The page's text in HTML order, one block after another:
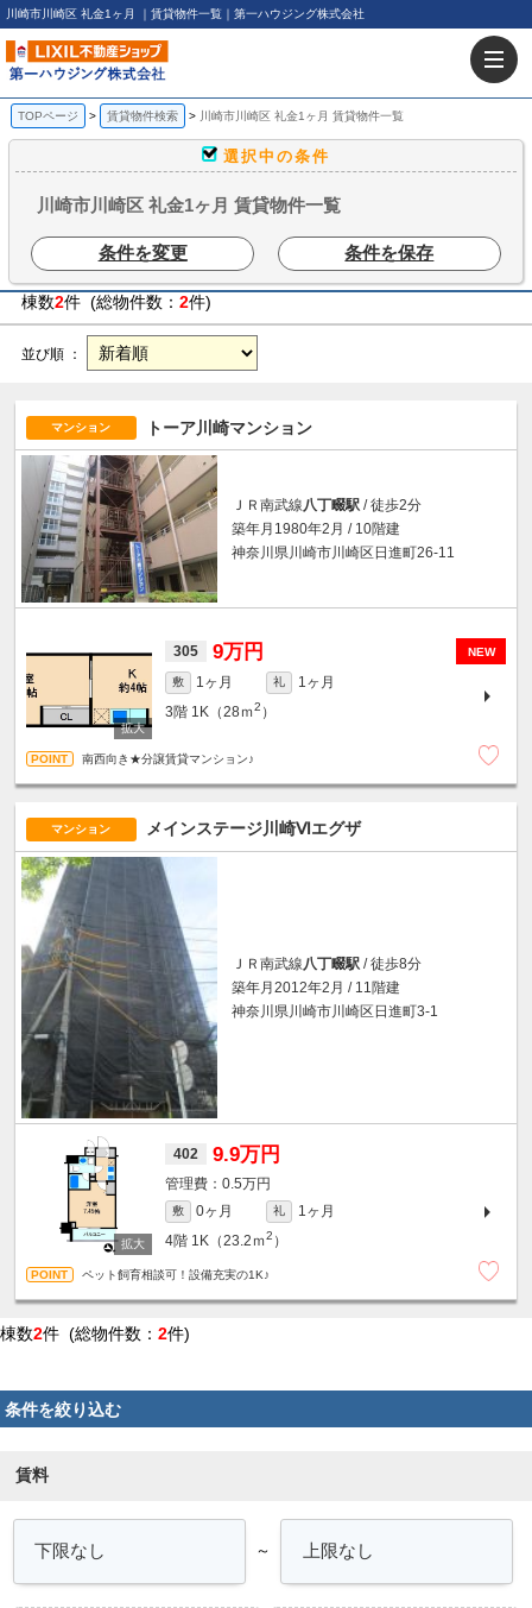
川崎市川崎区 礼金1ヶ月 ｜賃貸物件一覧｜第一ハウジング株式会社
TOPページ 賃貸物件検索 川崎市川崎区 礼金1ヶ月 賃貸物件一覧
選択中の条件
川崎市川崎区 礼金1ヶ月 賃貸物件一覧
条件を変更 条件を保存
棟数2件 (総物件数： 2件)
並び順 ：
マンション トーア川崎マンション
ＪＲ南武線八丁畷駅 / 徒歩2分
築年月1980年2月 / 10階建
神奈川県川崎市川崎区日進町26-11
NEW
305 9万円
敷 1ヶ月 礼
1ヶ月
3階 1K（28ｍ2 ）
南西向き★分譲賃貸マンション♪
マンション メインステージ川崎Ⅵエグザ
ＪＲ南武線八丁畷駅 / 徒歩8分
築年月2012年2月 / 11階建
神奈川県川崎市川崎区日進町3-1
402 9.9万円
0.5万円
敷 0ヶ月 礼
1ヶ月
4階 1K（23.2ｍ2 ）
ペット飼育相談可！設備充実の1K♪
棟数2件 (総物件数： 2件)
条件を絞り込む
賃料
～